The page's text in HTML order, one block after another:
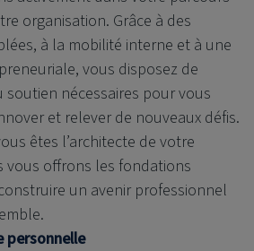
organisation. Grâce à des
à la mobilité interne et à une
vous disposez de
soutien nécessaires pour vous
et relever de nouveaux défis.
êtes l’architecte de votre
vous offrons les fondations
un avenir professionnel
personnelle